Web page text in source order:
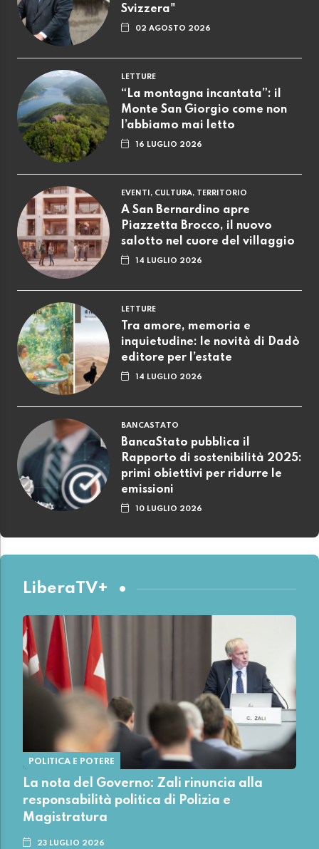
Svizzera"
02 AGOSTO 2026
LETTURE
“La montagna incantata”: il
Monte San Giorgio come non
l’abbiamo mai letto
16 LUGLIO 2026
EVENTI, CULTURA, TERRITORIO
A San Bernardino apre
Piazzetta Brocco, il nuovo
salotto nel cuore del villaggio
14 LUGLIO 2026
LETTURE
Tra amore, memoria e
inquietudine: le novità di Dadò
editore per l’estate
14 LUGLIO 2026
BANCASTATO
BancaStato pubblica il
Rapporto di sostenibilità 2025:
primi obiettivi per ridurre le
emissioni
10 LUGLIO 2026
LiberaTV+
POLITICA E POTERE
La nota del Governo: Zali rinuncia alla
responsabilità politica di Polizia e
Magistratura
23 LUGLIO 2026